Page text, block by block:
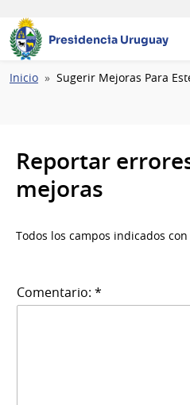
Presidencia Uruguay
Ruta
Inicio Sugerir Mejoras Para
Reportar
mejoras
Todos los campos indicados
Comentario: *